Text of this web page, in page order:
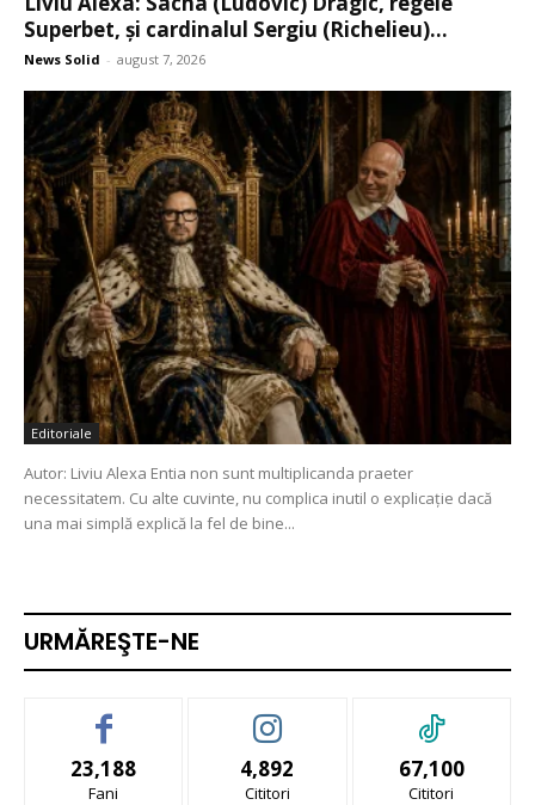
Superbet, şi cardinalul Sergiu (Richelieu)...
News Solid - august 7, 2026
Editoriale
Autor: Liviu Alexa Entia non sunt multiplicanda praeter
necessitatem. Cu alte cuvinte, nu complica inutil o explicație dacă
una mai simplă explică la fel de bine...
URMĂREŞTE-NE
23,188
Fani
4,892
Cititori
67,100
Cititori